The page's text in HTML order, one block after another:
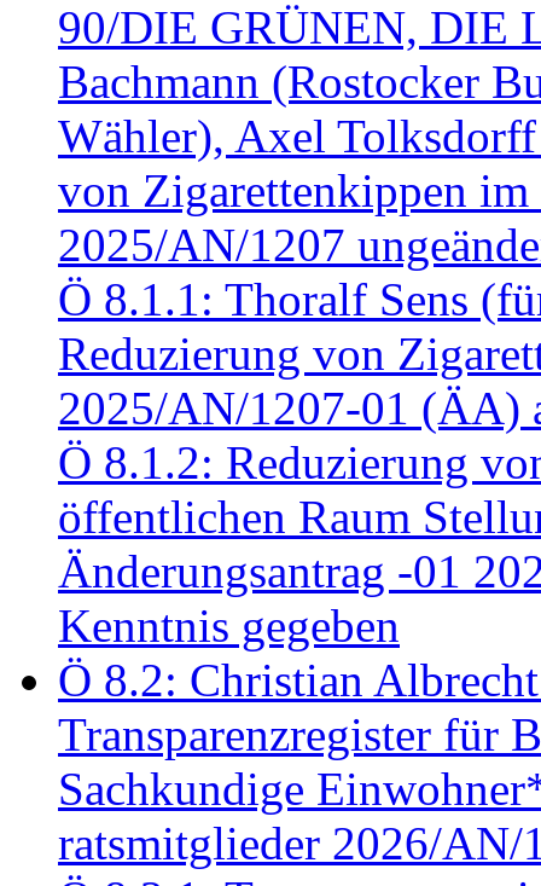
90/DIE GRÜNEN, DIE
Bachmann (Rostocker
Wähler), Axel
von Zigarettenkippen
2025/AN/1207
Ö 8.1.1: Thoralf Sens
Reduzierung von
2025/AN/1207-01 (ÄA)
Ö 8.1.2: Reduzierung
öffentlichen Raum
Änderungsantrag -01
Kenntnis gegeben
Ö 8.2: Christian
Transparenzregister für
Sachkundige
ratsmitglieder 2026/AN/